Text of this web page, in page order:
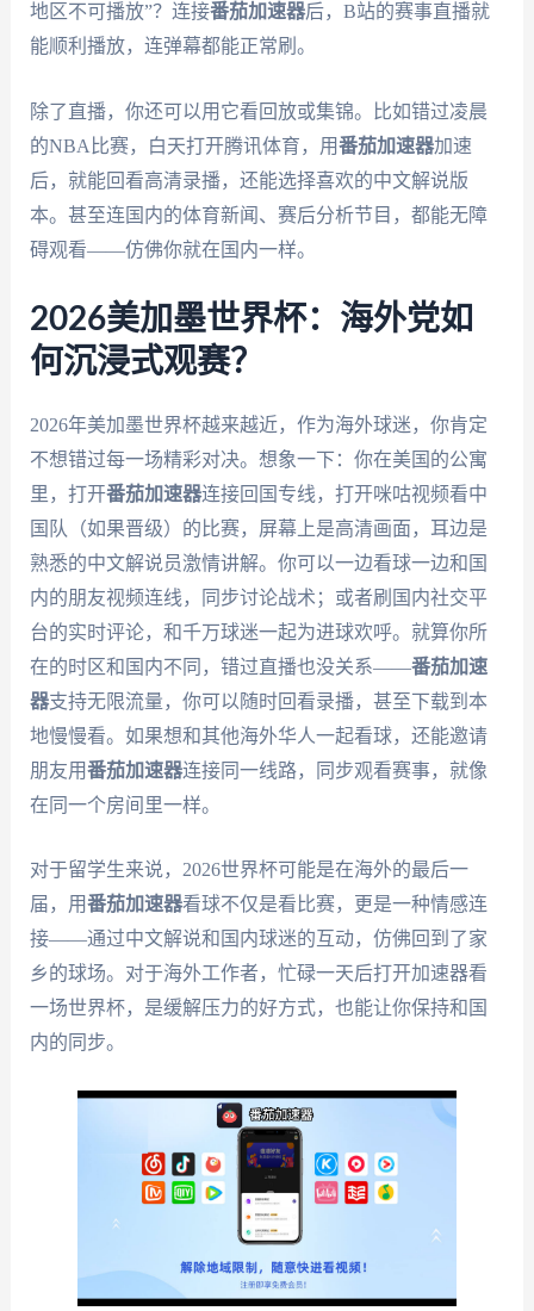
地区不可播放”？连接番茄加速器后，B站的赛事直播就
能顺利播放，连弹幕都能正常刷。
除了直播，你还可以用它看回放或集锦。比如错过凌晨
的NBA比赛，白天打开腾讯体育，用番茄加速器加速
后，就能回看高清录播，还能选择喜欢的中文解说版
本。甚至连国内的体育新闻、赛后分析节目，都能无障
碍观看——仿佛你就在国内一样。
2026美加墨世界杯：海外党如
何沉浸式观赛？
2026年美加墨世界杯越来越近，作为海外球迷，你肯定
不想错过每一场精彩对决。想象一下：你在美国的公寓
里，打开番茄加速器连接回国专线，打开咪咕视频看中
国队（如果晋级）的比赛，屏幕上是高清画面，耳边是
熟悉的中文解说员激情讲解。你可以一边看球一边和国
内的朋友视频连线，同步讨论战术；或者刷国内社交平
台的实时评论，和千万球迷一起为进球欢呼。就算你所
在的时区和国内不同，错过直播也没关系——番茄加速
器支持无限流量，你可以随时回看录播，甚至下载到本
地慢慢看。如果想和其他海外华人一起看球，还能邀请
朋友用番茄加速器连接同一线路，同步观看赛事，就像
在同一个房间里一样。
对于留学生来说，2026世界杯可能是在海外的最后一
届，用番茄加速器看球不仅是看比赛，更是一种情感连
接——通过中文解说和国内球迷的互动，仿佛回到了家
乡的球场。对于海外工作者，忙碌一天后打开加速器看
一场世界杯，是缓解压力的好方式，也能让你保持和国
内的同步。